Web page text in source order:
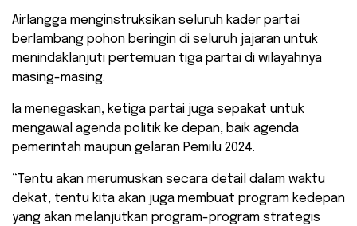
Airlangga menginstruksikan seluruh kader partai
berlambang pohon beringin di seluruh jajaran untuk
menindaklanjuti pertemuan tiga partai di wilayahnya
masing-masing.
Ia menegaskan, ketiga partai juga sepakat untuk
mengawal agenda politik ke depan, baik agenda
pemerintah maupun gelaran Pemilu 2024.
“Tentu akan merumuskan secara detail dalam waktu
dekat, tentu kita akan juga membuat program kedepan
yang akan melanjutkan program-program strategis